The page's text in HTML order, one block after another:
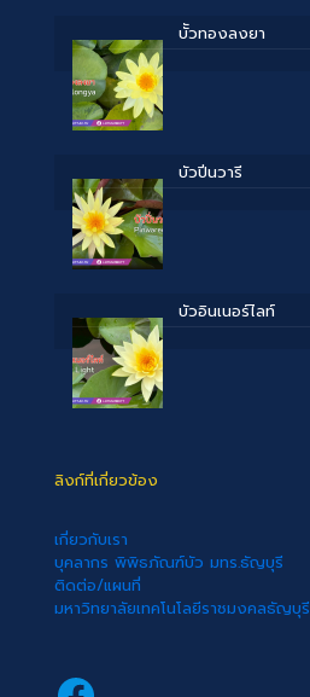
บััวทองลงยา
บัวปิ่นวารี
บัวอินเนอร์ไลท์
ลิงก์ที่เกี่ยวข้อง
เกี่ยวกับเรา
บุคลากร พิพิธภัณฑ์บัว มทร.ธัญบุรี
ติดต่อ/แผนที่
มหาวิทยาลัยเทคโนโลยีราชมงคลธัญบุรี